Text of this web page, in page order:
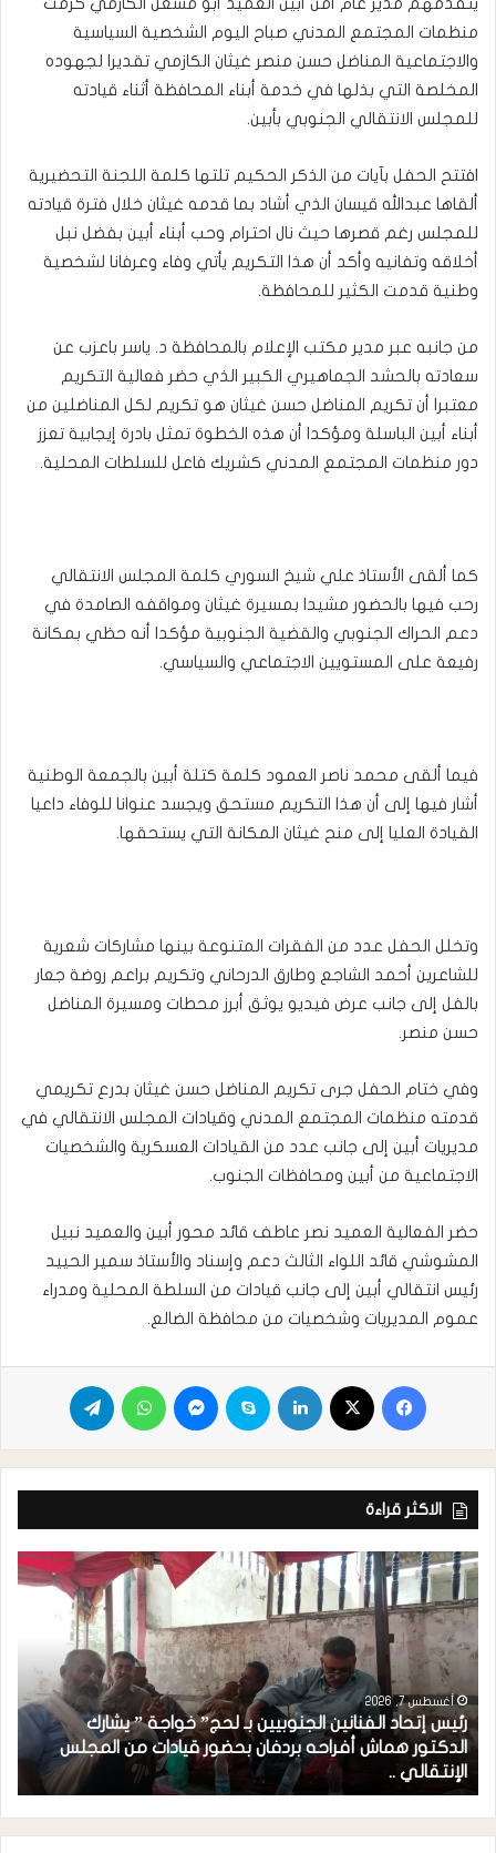
منظمات المجتمع المدني صباح اليوم الشخصية السياسية
والاجتماعية المناضل حسن منصر غيثان الكازمي تقديرا لجهوده
المخلصة التي بذلها في خدمة أبناء المحافظة أثناء قيادته
للمجلس الانتقالي الجنوبي بأبين.
افتتح الحفل بآيات من الذكر الحكيم تلتها كلمة اللجنة التحضيرية
ألقاها عبدالله قيسان الذي أشاد بما قدمه غيثان خلال فترة قيادته
للمجلس رغم قصرها حيث نال احترام وحب أبناء أبين بفضل نبل
أخلاقه وتفانيه وأكد أن هذا التكريم يأتي وفاء وعرفانا لشخصية
وطنية قدمت الكثير للمحافظة.
من جانبه عبر مدير مكتب الإعلام بالمحافظة د. ياسر باعزب عن
سعادته بالحشد الجماهيري الكبير الذي حضر فعالية التكريم
معتبرا أن تكريم المناضل حسن غيثان هو تكريم لكل المناضلين من
أبناء أبين الباسلة ومؤكدا أن هذه الخطوة تمثل بادرة إيجابية تعزز
دور منظمات المجتمع المدني كشريك فاعل للسلطات المحلية.
كما ألقى الأستاذ علي شيخ السوري كلمة المجلس الانتقالي
رحب فيها بالحضور مشيدا بمسيرة غيثان ومواقفه الصامدة في
دعم الحراك الجنوبي والقضية الجنوبية مؤكدا أنه حظي بمكانة
رفيعة على المستويين الاجتماعي والسياسي.
فيما ألقى محمد ناصر العمود كلمة كتلة أبين بالجمعة الوطنية
أشار فيها إلى أن هذا التكريم مستحق ويجسد عنوانا للوفاء داعيا
القيادة العليا إلى منح غيثان المكانة التي يستحقها.
وتخلل الحفل عدد من الفقرات المتنوعة بينها مشاركات شعرية
للشاعرين أحمد الشاجع وطارق الدرحاني وتكريم براعم روضة جعار
بالفل إلى جانب عرض فيديو يوثق أبرز محطات ومسيرة المناضل
حسن منصر.
وفي ختام الحفل جرى تكريم المناضل حسن غيثان بدرع تكريمي
قدمته منظمات المجتمع المدني وقيادات المجلس الانتقالي في
مديريات أبين إلى جانب عدد من القيادات العسكرية والشخصيات
الاجتماعية من أبين ومحافظات الجنوب.
حضر الفعالية العميد نصر عاطف قائد محور أبين والعميد نبيل
المشوشي قائد اللواء الثالث دعم وإسناد والأستاذ سمير الحييد
رئيس انتقالي أبين إلى جانب قيادات من السلطة المحلية ومدراء
عموم المديريات وشخصيات من محافظة الضالع.
الاكثر قراءة
أغسطس 7, 2026
رئيس إتحاد الفنانين الجنوبيين بـ لحج” خواجة ” يشارك
الدكتور هماش أفراحه بردفان بحضور قيادات من المجلس
الإنتقالي ..